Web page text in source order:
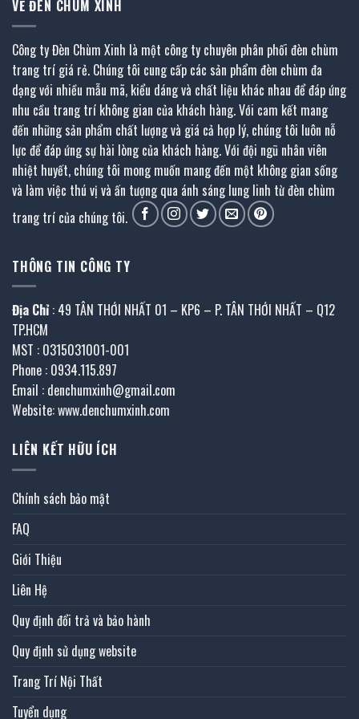
VỀ ĐÈN CHÙM XINH
Công ty Đèn Chùm Xinh là một công ty chuyên phân phối đèn chùm
trang trí giá rẻ. Chúng tôi cung cấp các sản phẩm đèn chùm đa
dạng với nhiều mẫu mã, kiểu dáng và chất liệu khác nhau để đáp ứng
nhu cầu trang trí không gian của khách hàng. Với cam kết mang
đến những sản phẩm chất lượng và giá cả hợp lý, chúng tôi luôn nỗ
lực để đáp ứng sự hài lòng của khách hàng. Với đội ngũ nhân viên
nhiệt huyết, chúng tôi mong muốn mang đến một không gian sống
và làm việc thú vị và ấn tượng qua ánh sáng lung linh từ đèn chùm
trang trí của chúng tôi.
THÔNG TIN CÔNG TY
Địa Chỉ : 49 TÂN THỚI NHẤT 01 – KP6 – P. TÂN THỚI NHẤT – Q12
TP.HCM
MST : 0315031001-001
Phone : 0934.115.897
Email : denchumxinh@gmail.com
Website: www.denchumxinh.com
LIÊN KẾT HỮU ÍCH
Chính sách bảo mật
FAQ
Giới Thiệu
Liên Hệ
Quy định đổi trả và bảo hành
Quy định sử dụng website
Trang Trí Nội Thất
Tuyển dụng